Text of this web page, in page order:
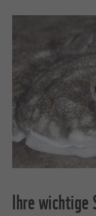
Ihre wichtige